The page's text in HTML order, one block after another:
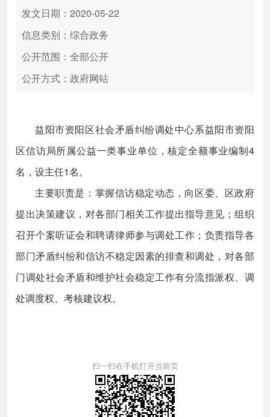
高效办成一件事
发文日期：2020-05-22
信息类别：综合政务
公开范围：全部公开
公开方式：政府网站
益阳市资阳区社会矛盾纠纷调处中心系益阳市资阳
区信访局所属公益一类事业单位，核定全额事业编制4
名，设主任1名。
主要职责是：掌握信访稳定动态，向区委、区政府
提出决策建议，对各部门相关工作提出指导意见；组织
召开个案听证会和聘请律师参与调处工作；负责指导各
部门矛盾纠纷和信访不稳定因素的排查和调处，对各部
门调处社会矛盾和维护社会稳定工作有分流指派权、调
处调度权、考核建议权。
扫一扫在手机打开当前页